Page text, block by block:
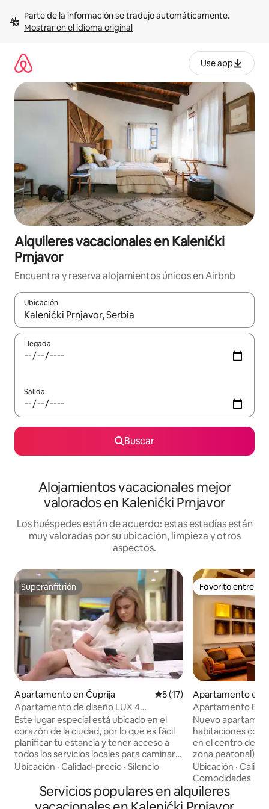
contenidoMostrar en el idioma original
Use app
Alquileres vacacionales en Kalenićki
Prnjavor
Encuentra y reserva alojamientos únicos en Airbnb
Ubicación
Cuando los resultados estén disponibles, navega con las
Llegada
Salida
Buscar
Alojamientos vacacionales mejor
valorados en Kalenićki Prnjavor
Los huéspedes están de acuerdo: estas estadías están
muy valoradas por su ubicación, limpieza y otros
aspectos.
Superanfitrión
Superanfitrión
Apartamento en Ćuprija Calificación promedio: 5 de
5 (17)
Apartamento de diseño LUX 4
ESTRELLAS MALIBU jacuzzi gratis...
Este lugar especial está ubicado en el
corazón de la ciudad, por lo que es fácil
planificar tu estancia y tener acceso a
todos los servicios locales para caminar.
Departamentos de diseño LUX de 4
de comodidad y seguridad. El
apartamento está muy bien equipado,
Ubicación · Calidad-precio · Silencio
Favorito entre
Favorito entre
Apartamento en
Apartamento
Nuevo
habitaciones con
en el centro de la
zona peatonal).
personas solas,
parejas con hijos. Puede alojar
cómodamente
apartamento
Ubicación ·
Comodidades
Servicios populares en alquileres